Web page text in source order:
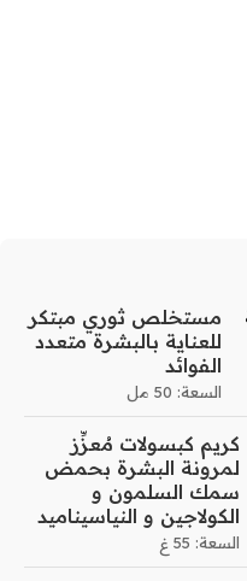
مستخلص ثوري مبتكر
للعناية بالبشرة متعدد
الفوائد
السعة: 50 مل
كريم كبسولات مُعزِّز
لمرونة البشرة بحمض
سمك السلمون و
الكولاجين و النياسيناميد
السعة: 55 غ